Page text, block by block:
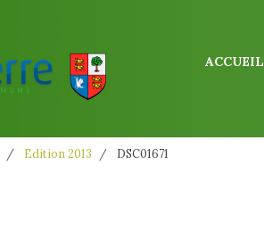
ACCUEIL
Edition 2013 DSC01671